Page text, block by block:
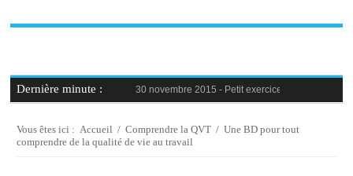
Dernière minute : 30 novembre 2015 - Petit exercice de la semaine
30 novembre 2015 -Blague au bureau #9
23 novembre 2015 -Le syndrome de l’imposteur,
Vous êtes ici :Accueil /Comprendre la QVT /Une BD pour tout
comprendre de la qualité de vie au travail